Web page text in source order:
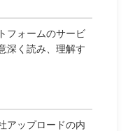
フォームのサービ
深く読み、理解す
アップロードの内